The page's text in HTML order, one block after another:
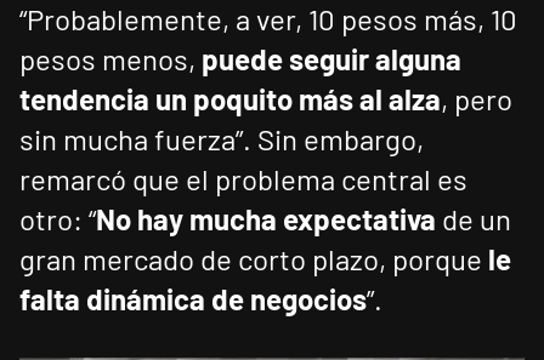
“Probablemente, a ver, 10 pesos más, 10
pesos menos, puede seguir alguna
tendencia un poquito más al alza, pero
sin mucha fuerza”. Sin embargo,
remarcó que el problema central es
otro: “No hay mucha expectativa de un
gran mercado de corto plazo, porque le
falta dinámica de negocios”.